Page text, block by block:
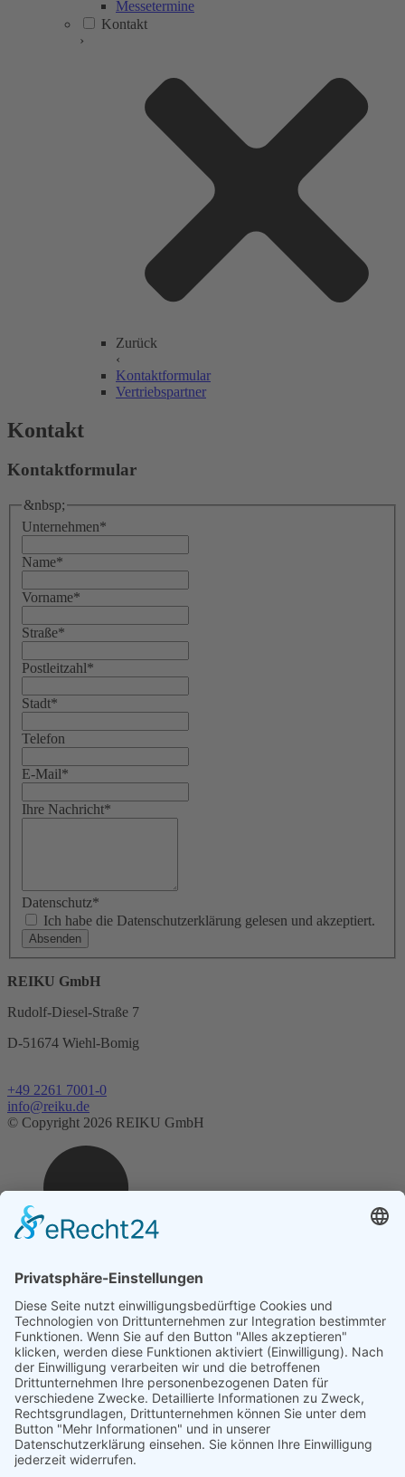
Messetermine
Kontakt
›
Zurück
‹
Kontaktformular
Vertriebspartner
Kontakt
Kontaktformular
&nbsp;
Unternehmen*
Name*
Vorname*
Straße*
Postleitzahl*
Stadt*
Telefon
E-Mail*
Ihre Nachricht*
Datenschutz*
Ich habe die Datenschutzerklärung gelesen und akzeptiert.
REIKU GmbH
Rudolf-Diesel-Straße 7
D-51674 Wiehl-Bomig
+49 2261 7001-0
info@reiku.de
© Copyright 2026 REIKU GmbH